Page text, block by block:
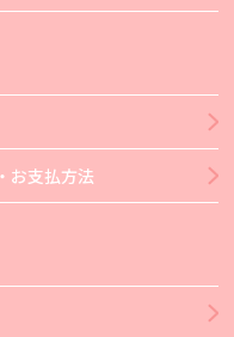
お支払方法